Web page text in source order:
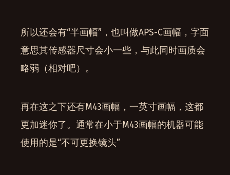
所以还会有“半画幅”，也叫做APS-C画幅，字面
意思其传感器尺寸会小一些，与此同时画质会
略弱（相对吧）。
再在这之下还有M43画幅，一英寸画幅，这都
更加迷你了。通常在小于M43画幅的机器可能
使用的是“不可更换镜头”